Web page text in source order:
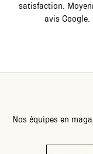
satisfaction.
avis Google.
Nos équipes en